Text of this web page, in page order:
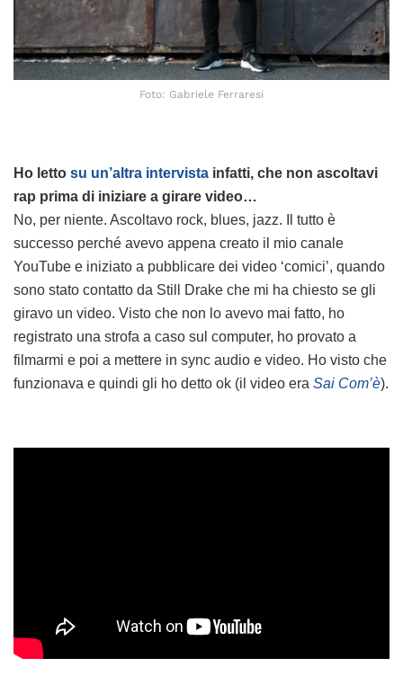
Foto: Gabriele Ferraresi
Ho letto su un’altra intervista infatti, che non ascoltavi
rap prima di iniziare a girare video…
No, per niente. Ascoltavo rock, blues, jazz. Il tutto è
successo perché avevo appena creato il mio canale
YouTube e iniziato a pubblicare dei video ‘comici’, quando
sono stato contatto da Still Drake che mi ha chiesto se gli
giravo un video. Visto che non lo avevo mai fatto, ho
registrato una strofa a caso sul computer, ho provato a
filmarmi e poi a mettere in sync audio e video. Ho visto che
funzionava e quindi gli ho detto ok (il video era Sai Com’è).